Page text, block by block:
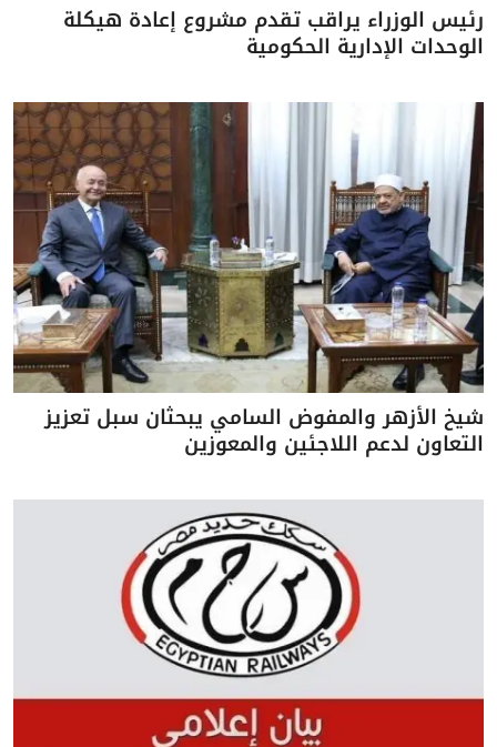
رئيس الوزراء يراقب تقدم مشروع إعادة هيكلة
الوحدات الإدارية الحكومية
شيخ الأزهر والمفوض السامي يبحثان سبل تعزيز
التعاون لدعم اللاجئين والمعوزين